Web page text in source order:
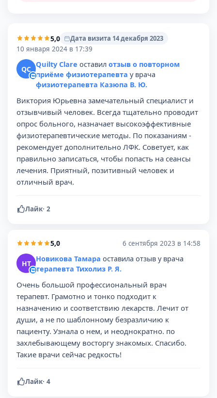
5,0
Дата визита 14 декабря 2023
10 января 2024 в 17:39
QC Quilty Clare оставил отзыв о повторном
приёме физиотерапевта у врача
физиотерапевта Казюпа В. Ю.
Виктория Юрьевна замечательный специалист и
отзывчивый человек. Всегда тщательно проводит
опрос больного, назначает высокоэффективные
физиотерапевтические методы. По показаниям -
рекомендует дополнительно ЛФК. Советует, как
правильно записаться, чтобы попасть на сеансы
лечения. Приятный, позитивный человек и
отличный врач.
Лайк· 2
5,0 6 сентября 2023 в 14:58
НТ Новикова Тамара оставила отзыв у врача
терапевта Тихолиз Р. Я.
Очень большой профессиональный врач
терапевт. Грамотно и тонко подходит к
назначению и соответствию лекарств. Лечит от
души, а не по шаблонному безразличию к
пациенту. Узнала о нем, и неоднократно. по
захлебывающему восторгу знакомых. Спасибо.
Такие врачи сейчас редкость!
Лайк· 4